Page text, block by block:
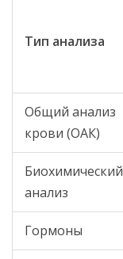
Тип анализа
Общий анализ
крови (ОАК)
Биохимический
анализ
Гормоны